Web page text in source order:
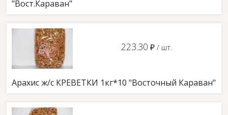
"Вост.Караван"
223.30 д / шт.
Арахис ж/с КРЕВЕТКИ 1кг*10 "Восточный Караван"